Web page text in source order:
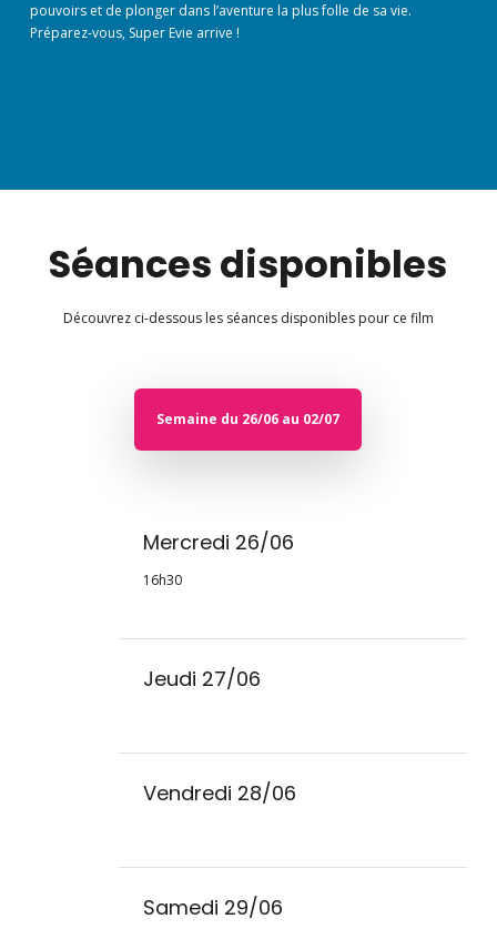
pouvoirs et de plonger dans l’aventure la plus folle de sa vie.
Préparez-vous, Super Evie arrive !
Séances disponibles
Découvrez ci-dessous les séances disponibles pour ce film
Semaine du 26/06 au 02/07
Mercredi 26/06
16h30
Jeudi 27/06
Vendredi 28/06
Samedi 29/06